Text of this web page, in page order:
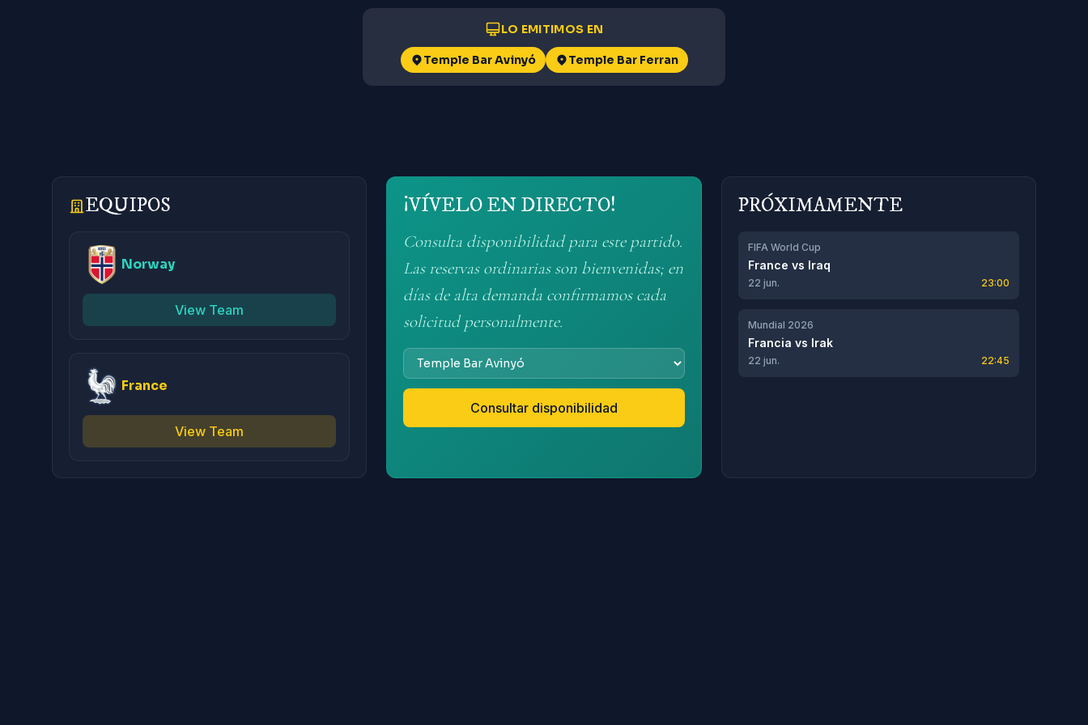
LO EMITIMOS EN
Temple Bar Avinyó Temple Bar Ferran
EQUIPOS
Norway
View Team
France
View Team
¡VÍVELO EN DIRECTO!
Consulta disponibilidad para este partido.
Las reservas ordinarias son bienvenidas; en
días de alta demanda confirmamos cada
solicitud personalmente.
Consultar disponibilidad
PRÓXIMAMENTE
FIFA World Cup
France vs Iraq
22 jun. 23:00
Mundial 2026
Francia vs Irak
22 jun. 22:45